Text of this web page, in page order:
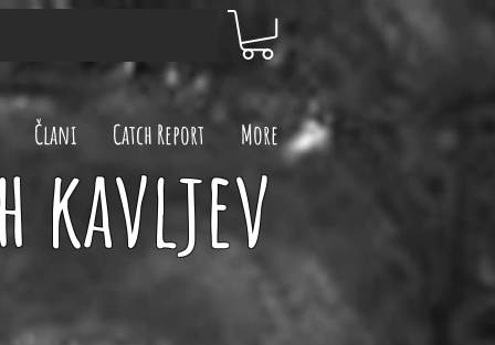
Člani Catch Report More
kavljev